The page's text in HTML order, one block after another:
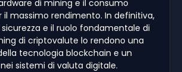
di mining e il consumo
il massimo rendimento. In definitiva,
e il ruolo fondamentale di
di criptovalute lo rendono una
tecnologia blockchain e un
sistemi di valuta digitale.